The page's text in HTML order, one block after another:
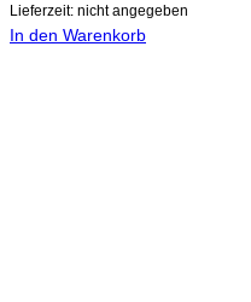
Lieferzeit: nicht angegeben
In den Warenkorb